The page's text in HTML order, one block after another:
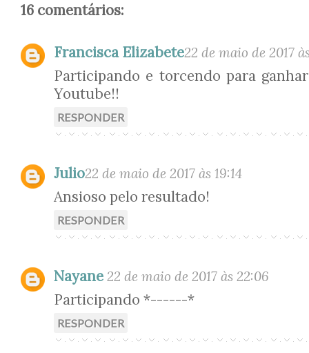
16 comentários:
Francisca Elizabete22 de maio de 2017
Participando e torcendo para
Youtube!!
RESPONDER
Julio22 de maio de 2017 às 19:14
Ansioso pelo resultado!
RESPONDER
Nayane 22 de maio de 2017 às 22:06
Participando *------*
RESPONDER